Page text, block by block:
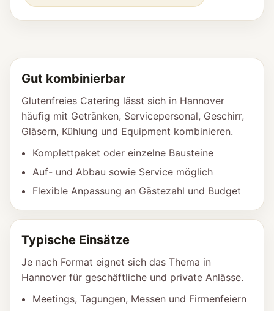
Gut kombinierbar
Glutenfreies Catering lässt sich in Hannover
häufig mit Getränken, Servicepersonal, Geschirr,
Gläsern, Kühlung und Equipment kombinieren.
Komplettpaket oder einzelne Bausteine
Auf- und Abbau sowie Service möglich
Flexible Anpassung an Gästezahl und Budget
Typische Einsätze
Je nach Format eignet sich das Thema in
Hannover für geschäftliche und private Anlässe.
Meetings, Tagungen, Messen und Firmenfeiern